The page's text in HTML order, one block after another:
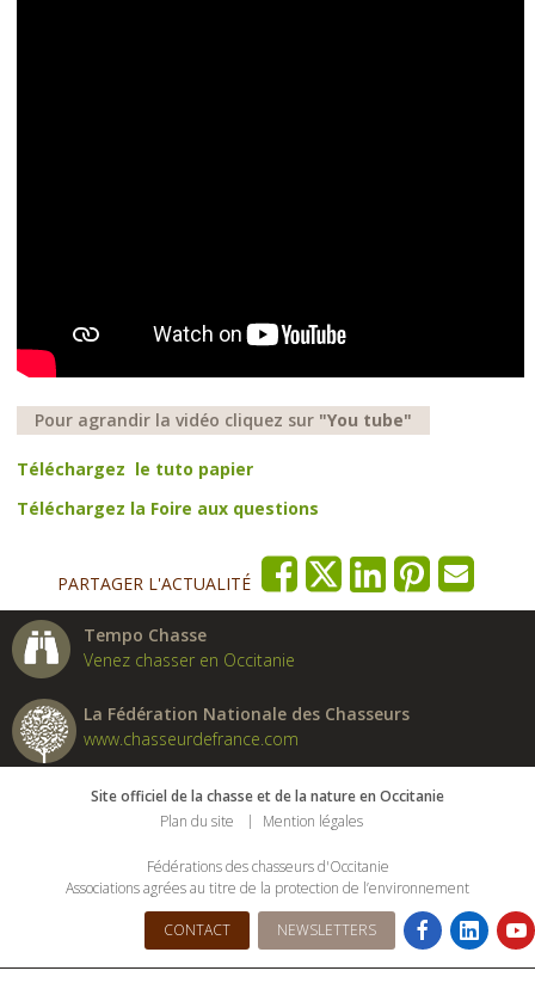
Pour agrandir la vidéo cliquez sur "You tube"
Téléchargez le tuto papier
Téléchargez la Foire aux questions
PARTAGER L'ACTUALITÉ
Tempo Chasse
Venez chasser en Occitanie
La Fédération Nationale des Chasseurs
www.chasseurdefrance.com
Site officiel de la chasse et de la nature en Occitanie
Plan du site
Mention légales
Fédérations des chasseurs d'Occitanie
Associations agrées au titre de la protection de l’environnement
CONTACT NEWSLETTERS